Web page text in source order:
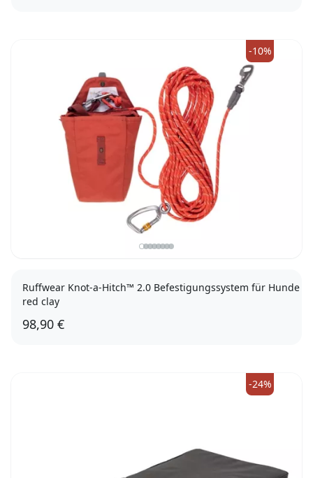
-10%
Ruffwear Knot-a-Hitch™ 2.0 Befestigungssystem für Hunde
red clay
98,90 €
-24%